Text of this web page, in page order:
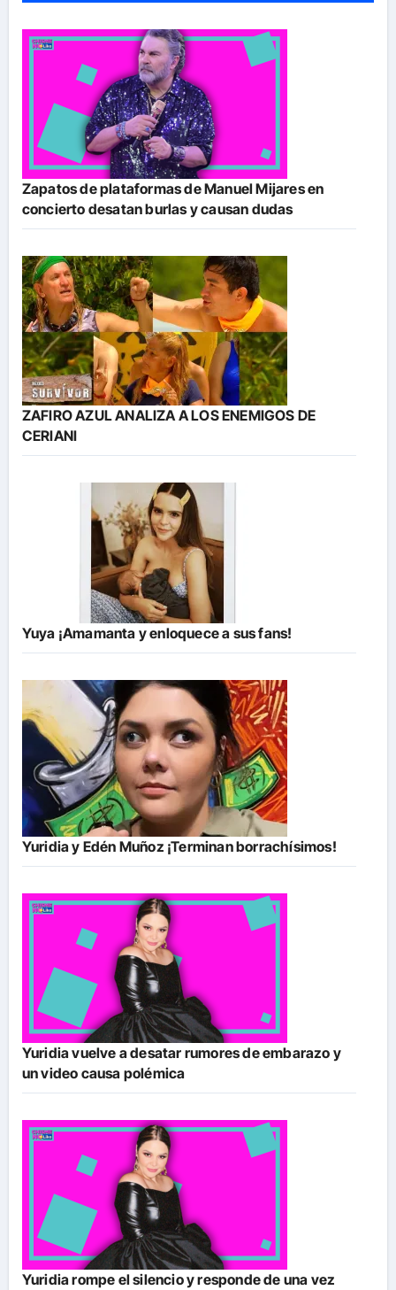
Zapatos de plataformas de Manuel Mijares en
concierto desatan burlas y causan dudas
ZAFIRO AZUL ANALIZA A LOS ENEMIGOS DE
CERIANI
Yuya ¡Amamanta y enloquece a sus fans!
Yuridia y Edén Muñoz ¡Terminan borrachísimos!
Yuridia vuelve a desatar rumores de embarazo y
un video causa polémica
Yuridia rompe el silencio y responde de una vez